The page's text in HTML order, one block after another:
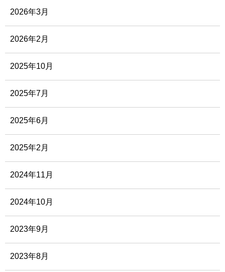
2026年3月
2026年2月
2025年10月
2025年7月
2025年6月
2025年2月
2024年11月
2024年10月
2023年9月
2023年8月